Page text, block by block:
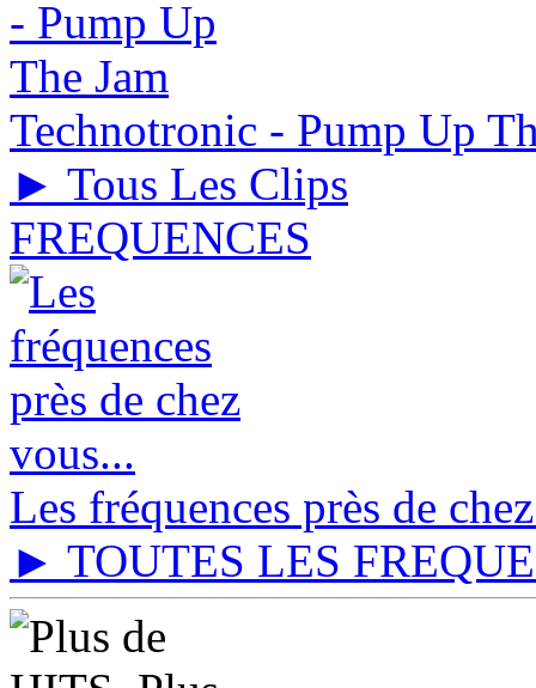
Technotronic - Pump Up
► Tous Les Clips
FREQUENCES
Les fréquences près de
► TOUTES LES